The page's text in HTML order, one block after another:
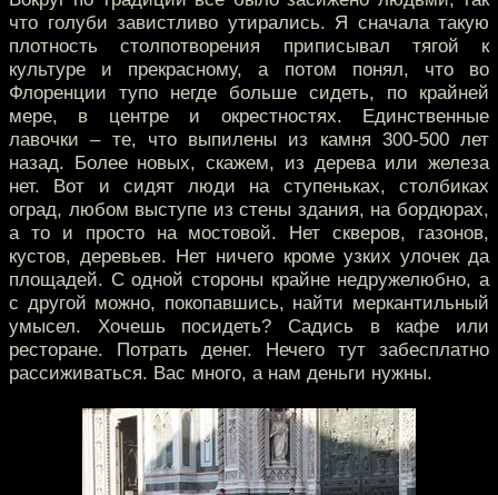
что голуби завистливо утирались. Я сначала такую
плотность столпотворения приписывал тягой к
культуре и прекрасному, а потом понял, что во
Флоренции тупо негде больше сидеть, по крайней
мере, в центре и окрестностях. Единственные
лавочки – те, что выпилены из камня 300-500 лет
назад. Более новых, скажем, из дерева или железа
нет. Вот и сидят люди на ступеньках, столбиках
оград, любом выступе из стены здания, на бордюрах,
а то и просто на мостовой. Нет скверов, газонов,
кустов, деревьев. Нет ничего кроме узких улочек да
площадей. С одной стороны крайне недружелюбно, а
с другой можно, покопавшись, найти меркантильный
умысел. Хочешь посидеть? Садись в кафе или
ресторане. Потрать денег. Нечего тут забесплатно
рассиживаться. Вас много, а нам деньги нужны.